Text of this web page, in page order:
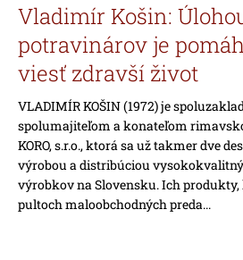
Vladimír Košin:
potravinárov je
viesť zdravší život
VLADIMÍR KOŠIN (1972) je
spolumajiteľom a konateľom
KORO, s.r.o., ktorá sa už takmer dve
výrobou a distribúciou
výrobkov na Slovensku. Ich
pultoch maloobchodných preda...